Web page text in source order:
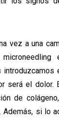
vez a una
introduzcamos
será el dolor.
de
Además, si lo